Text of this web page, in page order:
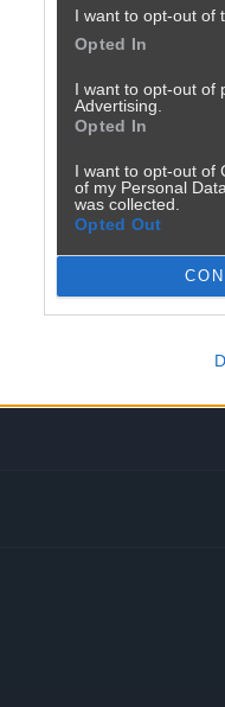
I want to opt-out of
Opted In
I want to opt-out of
Advertising.
Opted In
I want to opt-out of
of my Personal
was collected.
Opted Out
#tragikomedia